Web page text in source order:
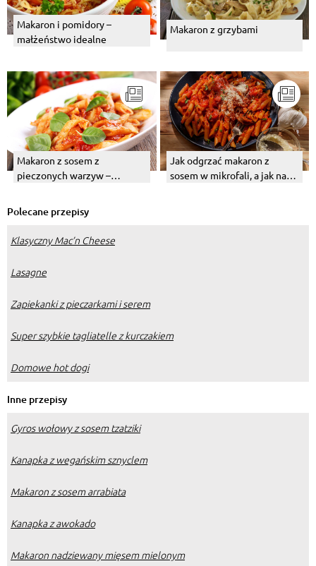
Makaron i pomidory –
małżeństwo idealne
Makaron z grzybami
Makaron z sosem z
pieczonych warzyw –
sos?
Jak odgrzać makaron z
sosem w mikrofali, a jak na
Polecane przepisy
Klasyczny Mac’n Cheese
Lasagne
Zapiekanki z pieczarkami i serem
Super szybkie tagliatelle z kurczakiem
Domowe hot dogi
Inne przepisy
Gyros wołowy z sosem tzatziki
Kanapka z wegańskim sznyclem
Makaron z sosem arrabiata
Kanapka z awokado
Makaron nadziewany mięsem mielonym